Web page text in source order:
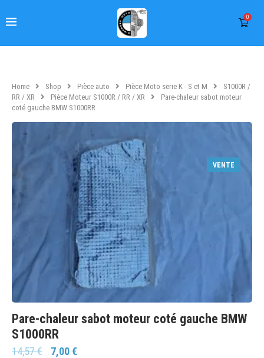
0
Home Shop Pièce auto Pièce Moto serie K - S et M
S1000R /
RR / XR
Pièce Moteur S1000R / RR / XR
Pare-chaleur sabot moteur
coté gauche BMW S1000RR
VENTE
Pare-chaleur sabot moteur coté gauche BMW
S1000RR
14,57€ 7,00€